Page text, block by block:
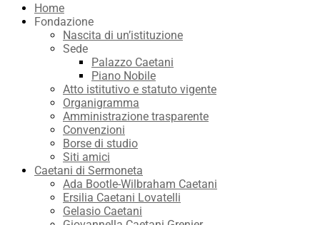
Skip
Home
Fondazione
Nascita di un’istituzione
Sede
Palazzo Caetani
Piano Nobile
Atto istitutivo e statuto vigente
Organigramma
Amministrazione trasparente
Convenzioni
Borse di studio
Siti amici
Caetani di Sermoneta
Ada Bootle-Wilbraham Caetani
Ersilia Caetani Lovatelli
Gelasio Caetani